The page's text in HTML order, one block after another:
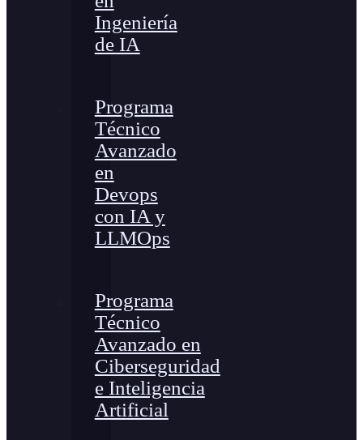
Ingeniería
de IA
Programa
Técnico
Avanzado
en
Devops
con IA y
LLMOps
Programa
Técnico
Avanzado en
Ciberseguridad
e Inteligencia
Artificial